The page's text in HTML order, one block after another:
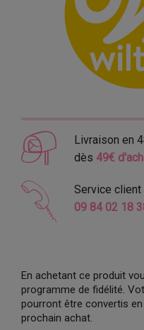
Livraison en
dès 49€
Service client
09 84 02 18
En achetant ce produit
programme de fidélité.
pourront être convertis
prochain achat.